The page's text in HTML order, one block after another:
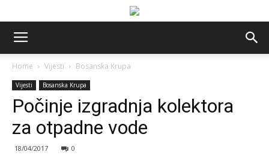
Home Vijesti Bosanska Krupa
Vijesti Bosanska Krupa
Počinje izgradnja kolektora
za otpadne vode
18/04/2017 0